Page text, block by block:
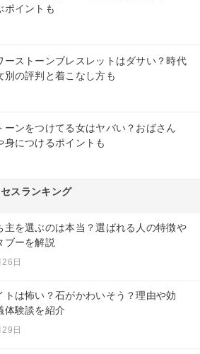
ポイントも
ーストーンブレスレットはダサい？時代
別の評判と着こなし方も
ーンをつけてる女はヤバい？おばさん
身につけるポイントも
スランキング
主を選ぶのは本当？選ばれる人の特徴や
ブーを解説
日
トは怖い？石がかわいそう？理由や効
体験談を紹介
日